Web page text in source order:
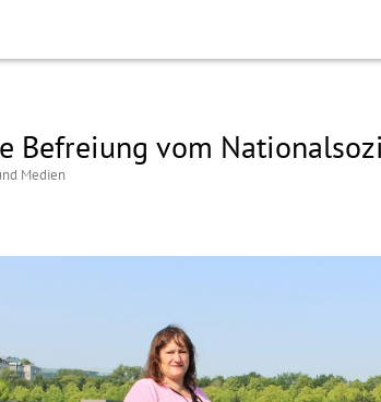
Befreiung vom
Medien